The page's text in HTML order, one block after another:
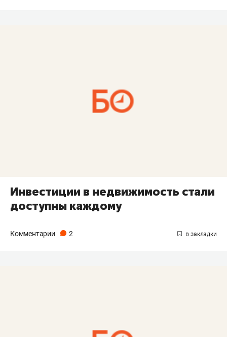
Инвестиции в недвижимость стали
доступны каждому
Комментарии 2